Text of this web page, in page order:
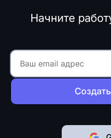
Начните